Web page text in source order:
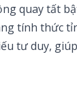
quay tất
tính thức
tư duy,